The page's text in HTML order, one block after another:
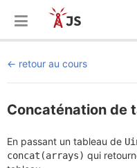
retour au cours
Concaténation de
En passant un tableau de
concat(arrays) qui